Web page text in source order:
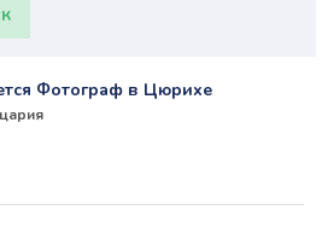
Фотограф в Цюрихе